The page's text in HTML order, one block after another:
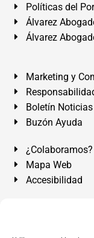
Políticas del
Álvarez
Álvarez
Marketing y
Boletín
Buzón Ayuda
¿Colaboramos?
Mapa Web
Accesibilidad
Álvarez